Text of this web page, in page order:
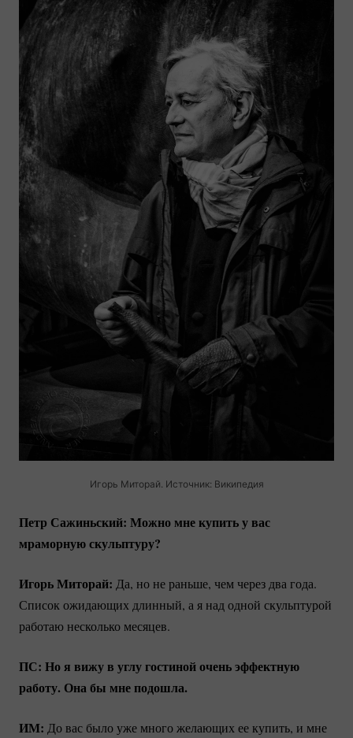
Игорь Миторай. Источник: Википедия
Петр Сажиньский: Можно мне купить у вас
мраморную скульптуру?
Игорь Миторай: Да, но не раньше, чем через два года.
Список ожидающих длинный, а я над одной скульптурой
работаю несколько месяцев.
ПС: Но я вижу в углу гостиной очень эффектную
работу. Она бы мне подошла.
ИМ: До вас было уже много желающих ее купить, и мне